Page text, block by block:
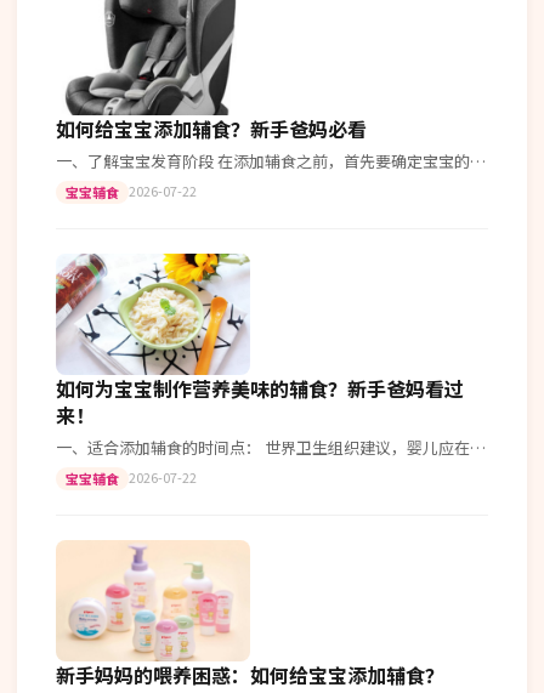
如何给宝宝添加辅食？新手爸妈必看
一、了解宝宝发育阶段 在添加辅食之前，首先要确定宝宝的月
龄。根据世界卫生组织的建议，6个月左右是开始添加辅食的
宝宝辅食 2026-07-22
如何为宝宝制作营养美味的辅食？新手爸妈看过
来！
一、适合添加辅食的时间点： 世界卫生组织建议，婴儿应在出
生后6个月开始引入固体食物。在此之前，母乳或配方奶已经
宝宝辅食 2026-07-22
新手妈妈的喂养困惑：如何给宝宝添加辅食？